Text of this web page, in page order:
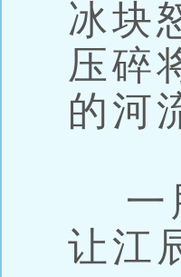
冰块
压碎
的河
一
让江